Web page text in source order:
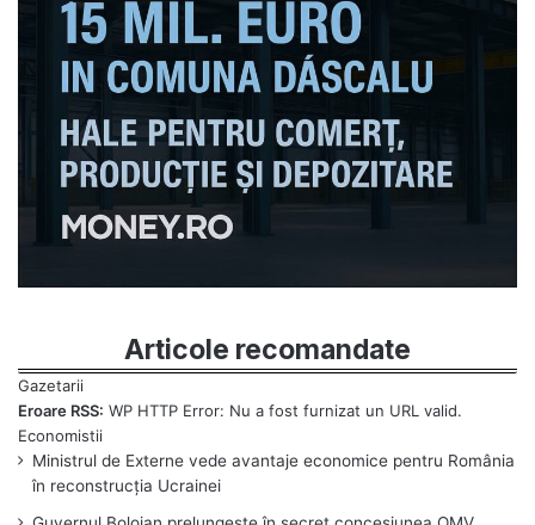
Articole recomandate
Eroare RSS: WP HTTP Error: Nu a fost furnizat un URL valid.
Ministrul de Externe vede avantaje economice pentru România
în reconstrucția Ucrainei